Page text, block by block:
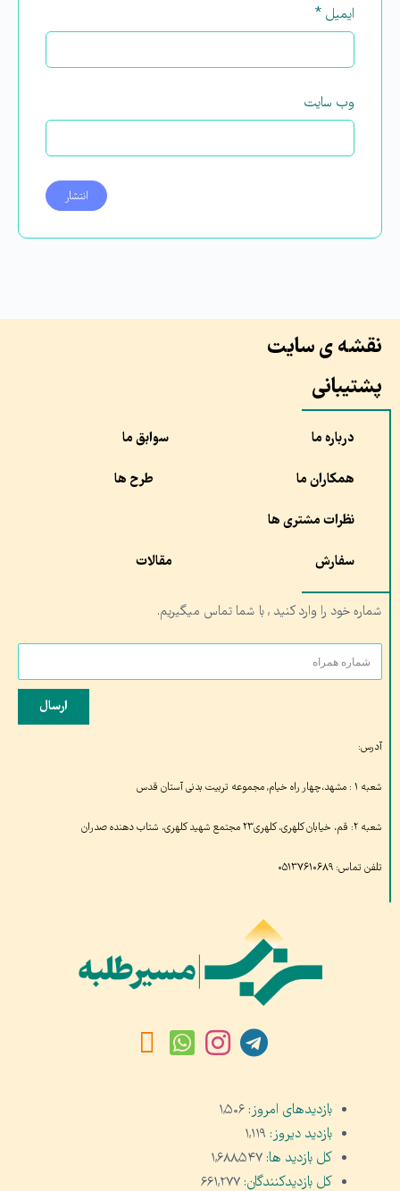
ایمیل *
وب‌ سایت
نقشه ی سایت
پشتیبانی
درباره ما سوابق ما
همکاران ما طرح ها
نظرات مشتری ها
سفارش مقالات
شماره خود را وارد کنید , با شما تماس میگیریم.
ارسال
آدرس:
شعبه ۱ : مشهد،چهار راه خیام, مجموعه تربیت بدنی آستان قدس
شعبه ۲: قم، خیابان کلهری، کلهری۲۳ مجتمع شهید کلهری، شتاب دهنده صدران
تلفن تماس: ۰۵۱۳۷۶۱۰۶۸۹
بازدیدهای امروز: ۱,۵۰۶
بازدید دیروز: ۱,۱۱۹
کل بازدید ها: ۱,۶۸۸,۵۴۷
کل بازدیدکنند‌گان: ۶۶۱,۲۷۷